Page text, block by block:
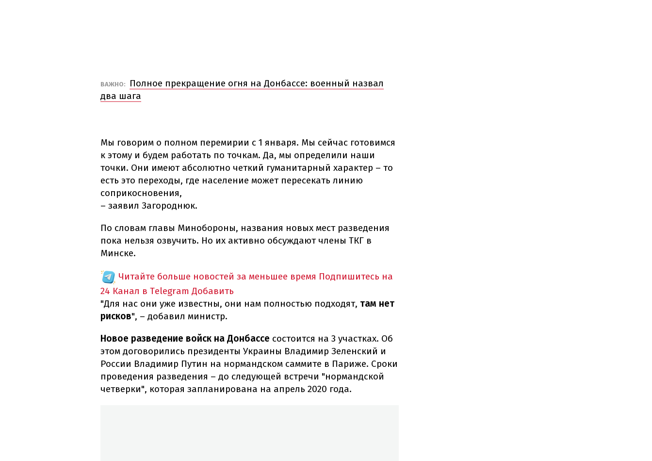
ВАЖНО:
Полное прекращение огня на Донбассе: военный назвал
два шага
Мы говорим о полном перемирии с 1 января. Мы сейчас готовимся
к этому и будем работать по точкам. Да, мы определили наши
точки. Они имеют абсолютно четкий гуманитарный характер – то
есть это переходы, где население может пересекать линию
соприкосновения,
– заявил Загороднюк.
По словам главы Минобороны, названия новых мест разведения
пока нельзя озвучить. Но их активно обсуждают члены ТКГ в
Минске.
Читайте больше новостей за меньшее время Подпишитесь на
24 Канал в Telegram Добавить
"Для нас они уже известны, они нам полностью подходят, там нет
рисков", – добавил министр.
Новое разведение войск на Донбассе состоится на 3 участках. Об
этом договорились президенты Украины Владимир Зеленский и
России Владимир Путин на нормандском саммите в Париже. Сроки
проведения разведения – до следующей встречи "нормандской
четверки", которая запланирована на апрель 2020 года.